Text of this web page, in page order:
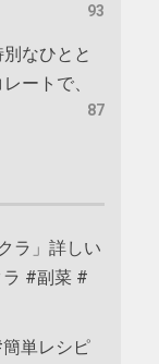
93
なひとと
ートで、
87
ラ」詳しい
ラ #副菜 #
単レシピ